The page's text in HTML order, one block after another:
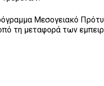
Μεσογειακό
τη μεταφορά των